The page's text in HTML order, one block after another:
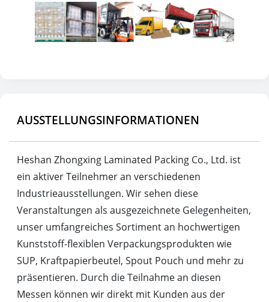
AUSSTELLUNGSINFORMATIONEN
Heshan Zhongxing Laminated Packing Co., Ltd. ist
ein aktiver Teilnehmer an verschiedenen
Industrieausstellungen. Wir sehen diese
Veranstaltungen als ausgezeichnete Gelegenheiten,
unser umfangreiches Sortiment an hochwertigen
Kunststoff-flexiblen Verpackungsprodukten wie
SUP, Kraftpapierbeutel, Spout Pouch und mehr zu
präsentieren. Durch die Teilnahme an diesen
Messen können wir direkt mit Kunden aus der